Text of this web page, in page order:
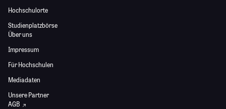
Hochschulorte
Studienplatzbörse
Über uns
Impressum
Für Hochschulen
Mediadaten
Unsere Partner
AGB